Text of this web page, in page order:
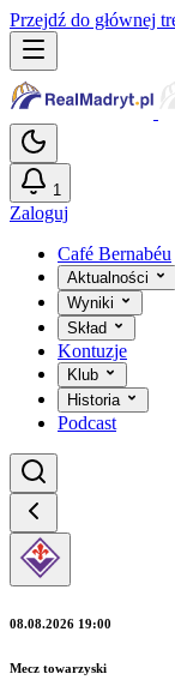
Przejdź do głównej
1
Zaloguj
Café Bernabéu
Aktualności
Wyniki
Skład
Kontuzje
Klub
Historia
Podcast
08.08.2026 19:00
Mecz towarzyski